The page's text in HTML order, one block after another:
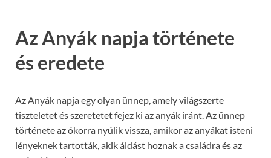
Az Anyák napja története
és eredete
Az Anyák napja egy olyan ünnep, amely világszerte
tiszteletet és szeretetet fejez ki az anyák iránt. Az ünnep
története az ókorra nyúlik vissza, amikor az anyákat isteni
lényeknek tartották, akik áldást hoznak a családra és az